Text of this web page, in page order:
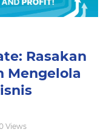
Rasakan
Mengelola
Views